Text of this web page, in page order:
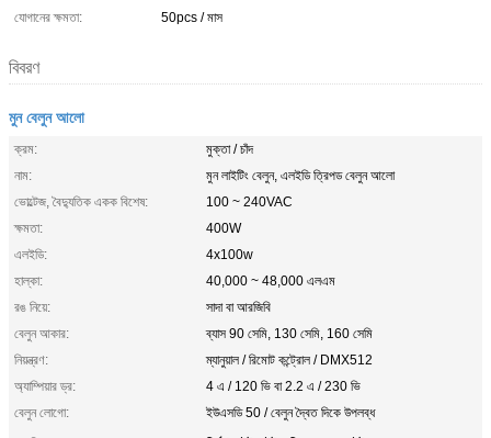
যোগানের ক্ষমতা:
50pcs / মাস
বিবরণ
মুন বেলুন আলো
ক্রম:
মুক্তা / চাঁদ
নাম:
মুন লাইটিং বেলুন, এলইডি ত্রিপড বেলুন আলো
ভোল্টেজ, বৈদ্যুতিক একক বিশেষ:
100 ~ 240VAC
ক্ষমতা:
400W
এলইডি:
4x100w
হাল্কা:
40,000 ~ 48,000 এলএম
রঙ নিয়ে:
সাদা বা আরজিবি
বেলুন আকার:
ব্যাস 90 সেমি, 130 সেমি, 160 সেমি
নিয়ন্ত্রণ:
ম্যানুয়াল / রিমোট কন্ট্রোল / DMX512
অ্যাম্পিয়ার ড্র:
4 এ / 120 ভি বা 2.2 এ / 230 ভি
বেলুন লোগো:
ইউএসডি 50 / বেলুন দ্বৈত দিকে উপলব্ধ